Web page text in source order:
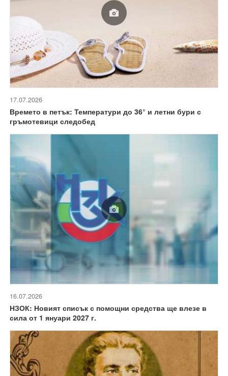
17.07.2026
Времето в петък: Температури до 36° и летни бури с
гръмотевици следобед
16.07.2026
НЗОК: Новият списък с помощни средства ще влезе в
сила от 1 януари 2027 г.